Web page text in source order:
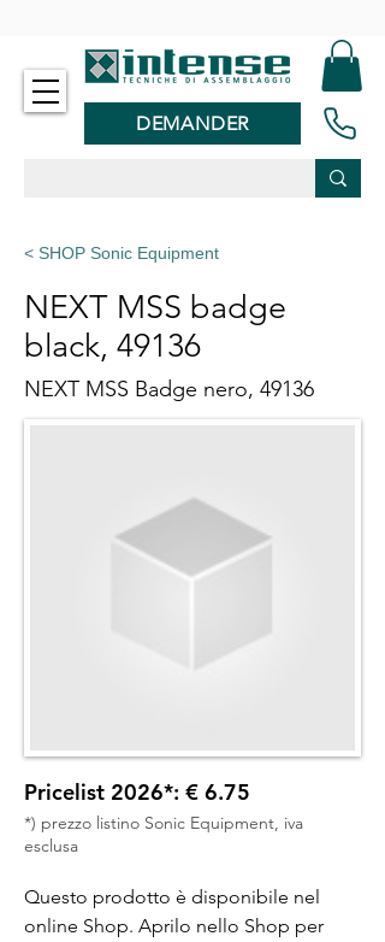
DEMANDER
< SHOP Sonic Equipment
NEXT MSS badge
black, 49136
NEXT MSS Badge nero, 49136
Pricelist 2026*: € 6.75
*) prezzo listino Sonic Equipment, iva
esclusa
Questo prodotto è disponibile nel
online Shop. Aprilo nello Shop per